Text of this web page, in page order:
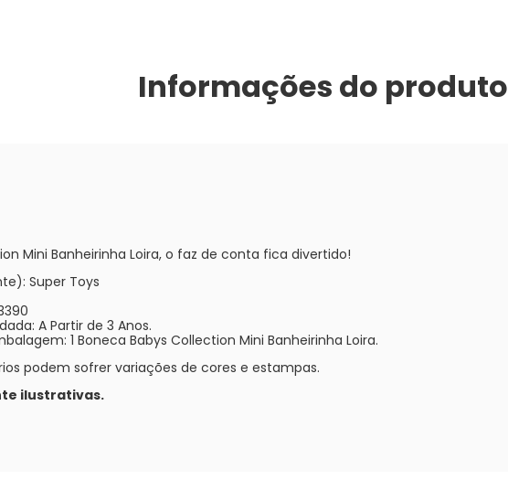
Informações do produto
Mini Banheirinha Loira, o faz de conta fica divertido!
Super Toys
A Partir de 3 Anos.
1 Boneca Babys Collection Mini Banheirinha Loira.
podem sofrer variações de cores e estampas.
ilustrativas.